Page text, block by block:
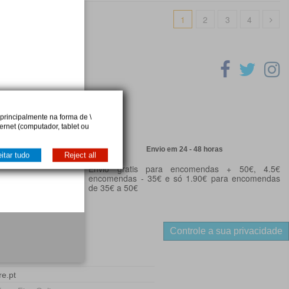
1 2 3 4
Envio em 24 - 48 horas
Envio gratis para encomendas + 50€, 4.5€
encomendas - 35€ e só 1.90€ para encomendas
de 35€ a 50€
Controle a sua privacidade
na forma de \
(computador, tablet ou
tudo Reject all